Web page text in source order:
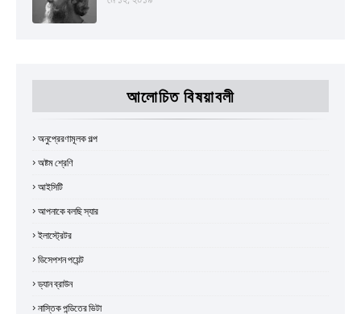
আলোচিত বিষয়াবলী
অনুপ্রেরণামূলক গল্প
অষ্টম শ্রেণি
আইসিটি
আপনাকে বলছি স্যার
ইলাস্ট্রেটর
ডিসেপশন পয়েন্ট
ড্যান ব্রাউন
নাস্তিক পন্ডিতের ভিটা